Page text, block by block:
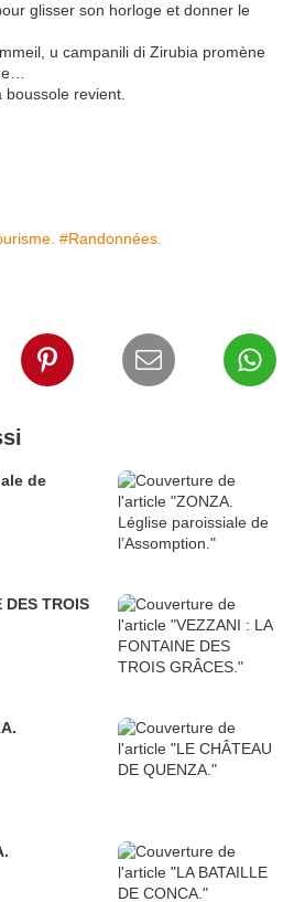
glisser son horloge et donner le
u campanili di Zirubia promène
revient.
#Randonnées.
de
DES TROIS